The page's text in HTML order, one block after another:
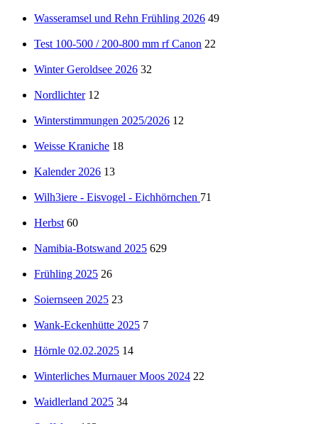
Wasseramsel und Rehn Frühling 2026 49
Test 100-500 / 200-800 mm rf Canon 22
Winter Geroldsee 2026 32
Nordlichter 12
Winterstimmungen 2025/2026 12
Weisse Kraniche 18
Kalender 2026 13
Wilh3iere - Eisvogel - Eichhörnchen 71
Herbst 60
Namibia-Botswand 2025 629
Frühling 2025 26
Soiernseen 2025 23
Wank-Eckenhütte 2025 7
Hörnle 02.02.2025 14
Winterliches Murnauer Moos 2024 22
Waidlerland 2025 34